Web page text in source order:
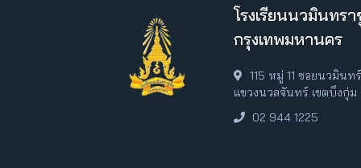
โรงเรียนนวมินทร
กรุงเทพมหานคร
115 หมู่ 11 ซอยนวมิน
แขวงนวลจันทร์ เขตบึงกุ่
02 944 1225